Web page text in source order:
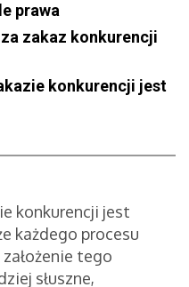
prawa
zakaz konkurencji
konkurencji jest
konkurencji jest
każdego procesu
tego
słuszne,